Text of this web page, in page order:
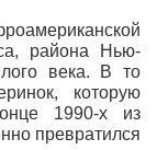
района Нью-
века. В то
которую
1990-х из
превратился